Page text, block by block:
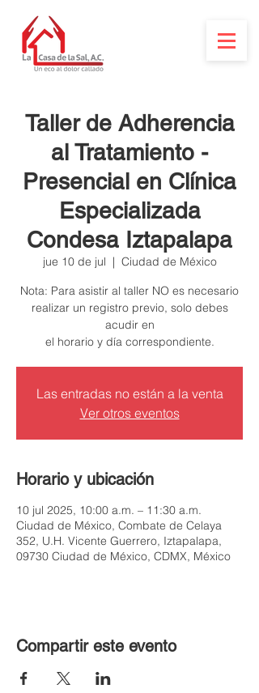
Taller de Adherencia
al Tratamiento -
Presencial en Clínica
Especializada
Condesa Iztapalapa
jue 10 de jul
  |
Ciudad de México
Nota: Para asistir al taller NO es necesario
realizar un registro previo, solo debes
acudir en
el horario y día correspondiente.
Las entradas no están a la venta
Ver otros eventos
Horario y ubicación
10 jul 2025, 10:00 a.m. – 11:30 a.m.
Ciudad de México, Combate de Celaya
352, U.H. Vicente Guerrero, Iztapalapa,
09730 Ciudad de México, CDMX, México
Compartir este evento